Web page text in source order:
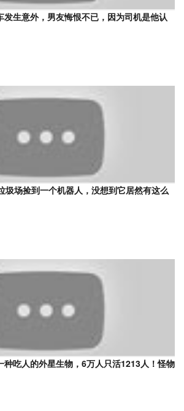
发生意外，男友悔恨不已，因为司机是他认
圾场捡到一个机器人，没想到它居然有这么
种吃人的外星生物，6万人只活1213人！怪物